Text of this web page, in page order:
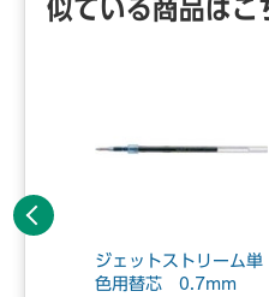
似ている商品はこ
ジェットストリーム単
色用替芯 0.7mm
前へ